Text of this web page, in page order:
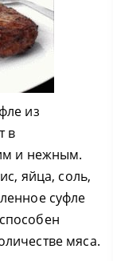
из
в
и нежным.
яйца, соль,
суфле
мяса.